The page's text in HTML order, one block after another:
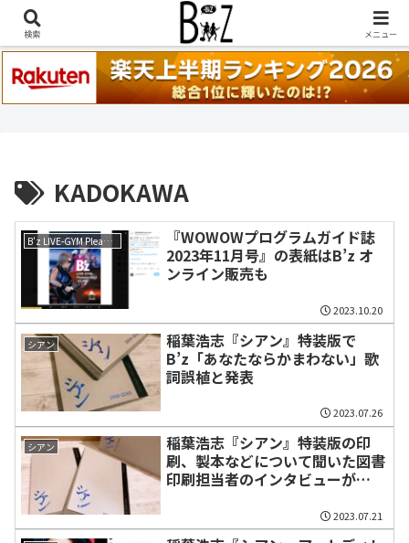
稲葉浩志『en-Zepp』『enⅣ』セトリ一覧はこちら
KADOKAWA
B'z LIVE-GYM Pleasure 2023 -STARS-
『WOWOWプログラムガイド誌
2023年11月号』の表紙はB’z オ
ンライン販売も
2023.10.20
シアン
稲葉浩志『シアン』特装版で
B’z「あなたならかまわない」歌
詞誤植と発表
2023.07.26
シアン
稲葉浩志『シアン』特装版の印
刷、製本などについて聞いた図書
印刷担当者のインタビューが
2023.07.21
検索 メニュー